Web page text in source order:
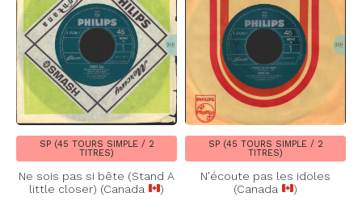
SP (45 TOURS SIMPLE / 2
TITRES)
Ne sois pas si bête (Stand A
little closer) (Canada
)
SP (45 TOURS SIMPLE / 2
TITRES)
N’écoute pas les idoles
(Canada
)